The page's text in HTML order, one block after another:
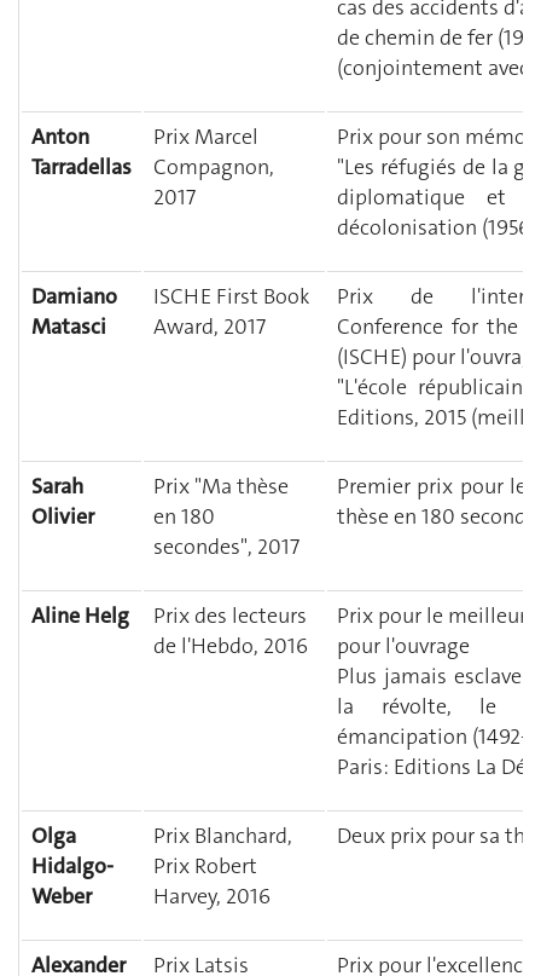
cas des accidents
de chemin de fer
(conjointement avec
Anton
Tarradellas
Prix Marcel
Compagnon,
2017
Prix pour son
"Les réfugiés de la
diplomatique et
décolonisation (1956-
Damiano
Matasci
ISCHE First Book
Award, 2017
Prix de
Conference for the
(ISCHE) pour
"L'école
Editions, 2015
Sarah
Olivier
Prix "Ma thèse
en 180
secondes", 2017
Premier prix pour le
thèse en 180
Aline Helg
Prix des lecteurs
de l'Hebdo, 2016
Prix pour le meilleur
pour l'ouvrage
Plus jamais
la révolte, le
émancipation (1492-
Paris: Editions La
Olga
Hidalgo-
Weber
Prix Blanchard,
Prix Robert
Harvey, 2016
Deux prix pour sa
Alexander
Prix Latsis
Prix pour